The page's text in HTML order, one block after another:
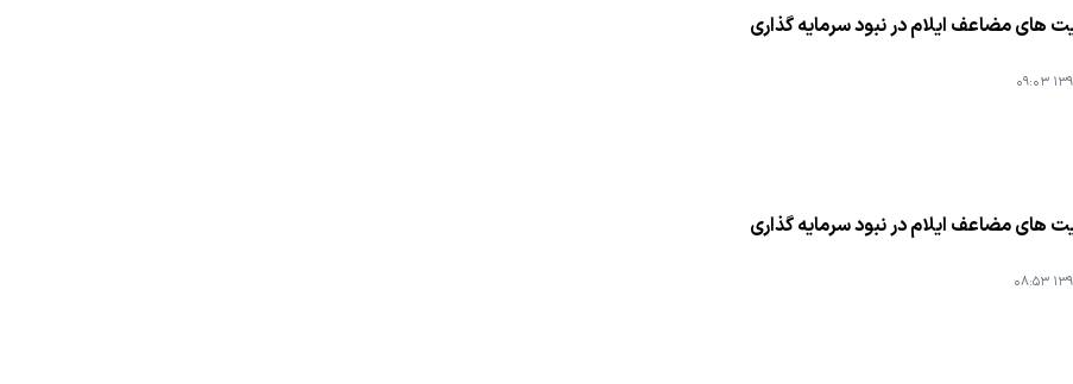
های مضاعف ایلام در نبود سرمایه گذاری
های مضاعف ایلام در نبود سرمایه گذاری